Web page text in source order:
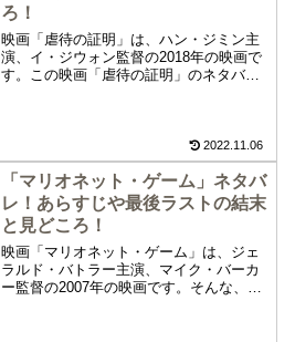
ろ！
映画「虐待の証明」は、ハン・ジミン主
演、イ・ジウォン監督の2018年の映画で
す。この映画「虐待の証明」のネタバ
待の証明」をご鑑賞ください。 2022.11.06
「マリオネット・ゲーム」ネタバ
レ！あらすじや最後ラストの結末
と見どころ！
映画「マリオネット・ゲーム」は、ジェ
ラルド・バトラー主演、マイク・バーカ
ー監督の2007年の映画です。そんな、映